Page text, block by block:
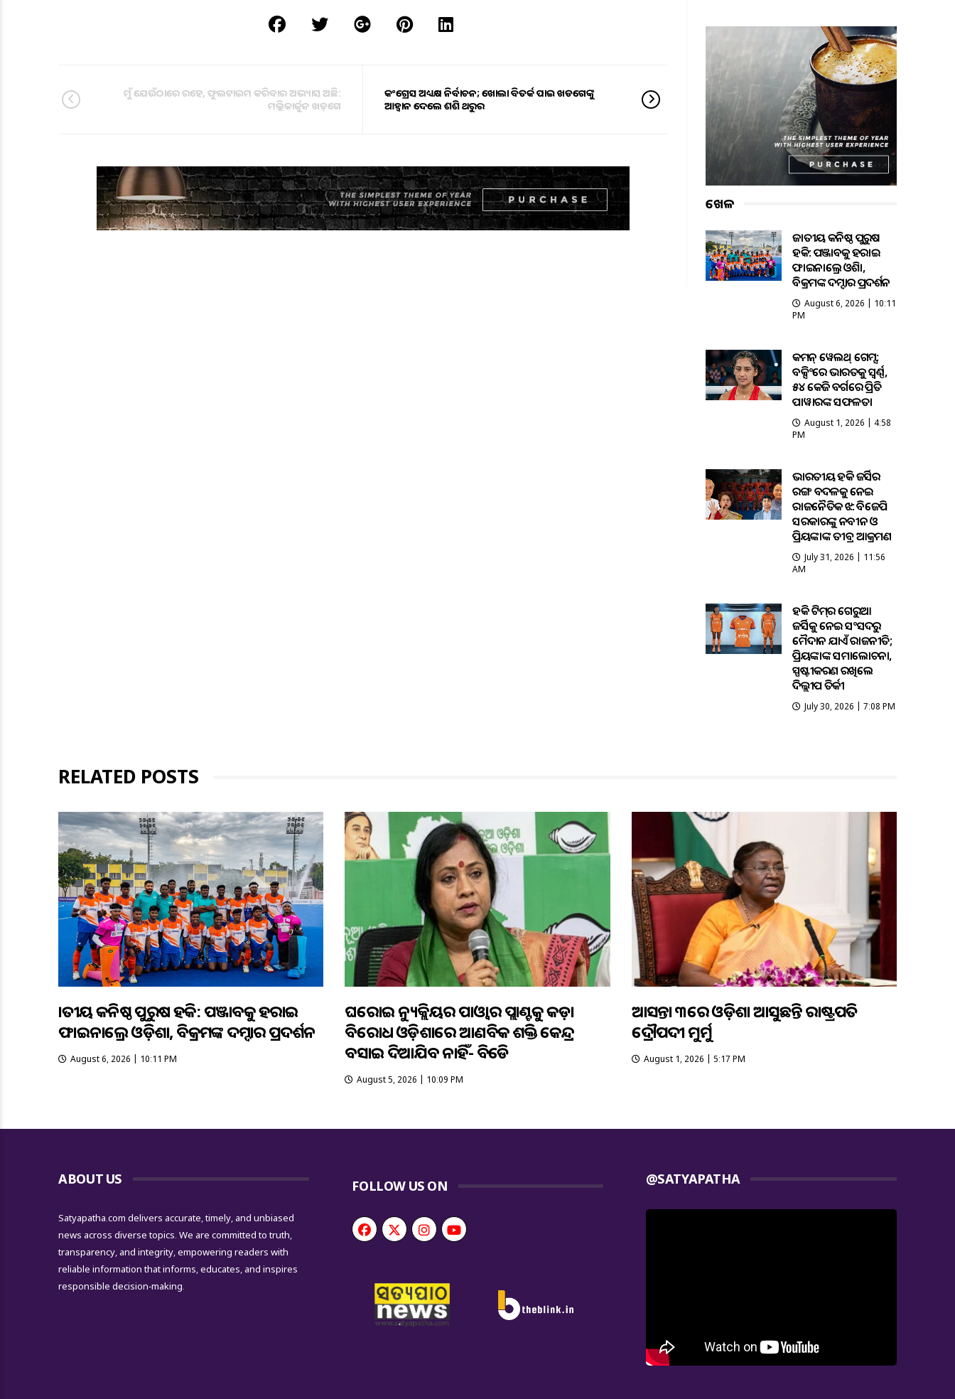
ମୁଁ ଯେଉଁଠାରେ ରହେ, ଫୁଲଟାଇମ କରିବାର ଅଭ୍ୟାସ ଅଛି:
ମଲ୍ଲିକାର୍ଜୁନ ଖଡ଼ଗେ
କଂଗ୍ରେସ ଅଧ୍ୟକ୍ଷ ନିର୍ବାଚନ; ଖୋଲା ବିତର୍କ ପାଇଁ ଖଡଗେଙ୍କୁ
ଆହ୍ବାନ ଦେଲେ ଶଶି ଥରୁର
ଖେଳ
ଜାତୀୟ କନିଷ୍ଠ ପୁରୁଷ
ହକି: ପଞ୍ଜାବକୁ ହରାଇ
ଫାଇନାଲ୍ରେ ଓଡ଼ିଶା,
ବିକ୍ରମଙ୍କ ଦମ୍ଦାର ପ୍ରଦର୍ଶନ
August 6, 2026 | 10:11
PM
କମନ୍ ୱେଲଥ୍ ଗେମ୍ସ:
ବକ୍ସିଂରେ ଭାରତକୁ ସ୍ବର୍ଣ୍ଣ,
୫୪ କେଜି ବର୍ଗରେ ପ୍ରିତି
ପାୱାରଙ୍କ ସଫଳତା
August 1, 2026 | 4:58
PM
ଭାରତୀୟ ହକି ଜର୍ସିର
ରଙ୍ଗ ବଦଳକୁ ନେଇ
ରାଜନୈତିକ ଝଡ଼: ବିଜେପି
ସରକାରଙ୍କୁ ନବୀନ ଓ
ପ୍ରିୟଙ୍କାଙ୍କ ତୀବ୍ର ଆକ୍ରମଣ
July 31, 2026 | 11:56
AM
ହକି ଟିମ୍‌ର ଗେରୁଆ
ଜର୍ସିକୁ ନେଇ ସଂସଦରୁ
ମୈଦାନ ଯାଏଁ ରାଜନୀତି;
ପ୍ରିୟଙ୍କାଙ୍କ ସମାଲୋଚନା,
ସ୍ପଷ୍ଟୀକରଣ ରଖିଲେ
ଦିଲ୍ଲୀପ ତିର୍କୀ
July 30, 2026 | 7:08 PM
RELATED POSTS
ଜାତୀୟ କନିଷ୍ଠ ପୁରୁଷ ହକି: ପଞ୍ଜାବକୁ ହରାଇ
ଫାଇନାଲ୍ରେ ଓଡ଼ିଶା, ବିକ୍ରମଙ୍କ ଦମ୍ଦାର ପ୍ରଦର୍ଶନ
August 6, 2026 | 10:11 PM
ଘରୋଇ ନ୍ୟୁକ୍ଲିୟର ପାଓ୍ବାର ପ୍ଲାଣ୍ଟକୁ କଡ଼ା
ବିରୋଧ ଓଡ଼ିଶାରେ ଆଣବିକ ଶକ୍ତି କେନ୍ଦ୍ର
ବସାଇ ଦିଆଯିବ ନାହିଁ- ବିଜେଡି
August 5, 2026 | 10:09 PM
ଆସନ୍ତା ୩ରେ ଓଡ଼ିଶା ଆସୁଛନ୍ତି ରାଷ୍ଟ୍ରପତି
ଦ୍ରୌପଦୀ ମୁର୍ମୁ
August 1, 2026 | 5:17 PM
ABOUT US
Satyapatha.com delivers accurate, timely, and unbiased
news across diverse topics. We are committed to truth,
transparency, and integrity, empowering readers with
reliable information that informs, educates, and inspires
responsible decision-making.
FOLLOW US ON @SATYAPATHA